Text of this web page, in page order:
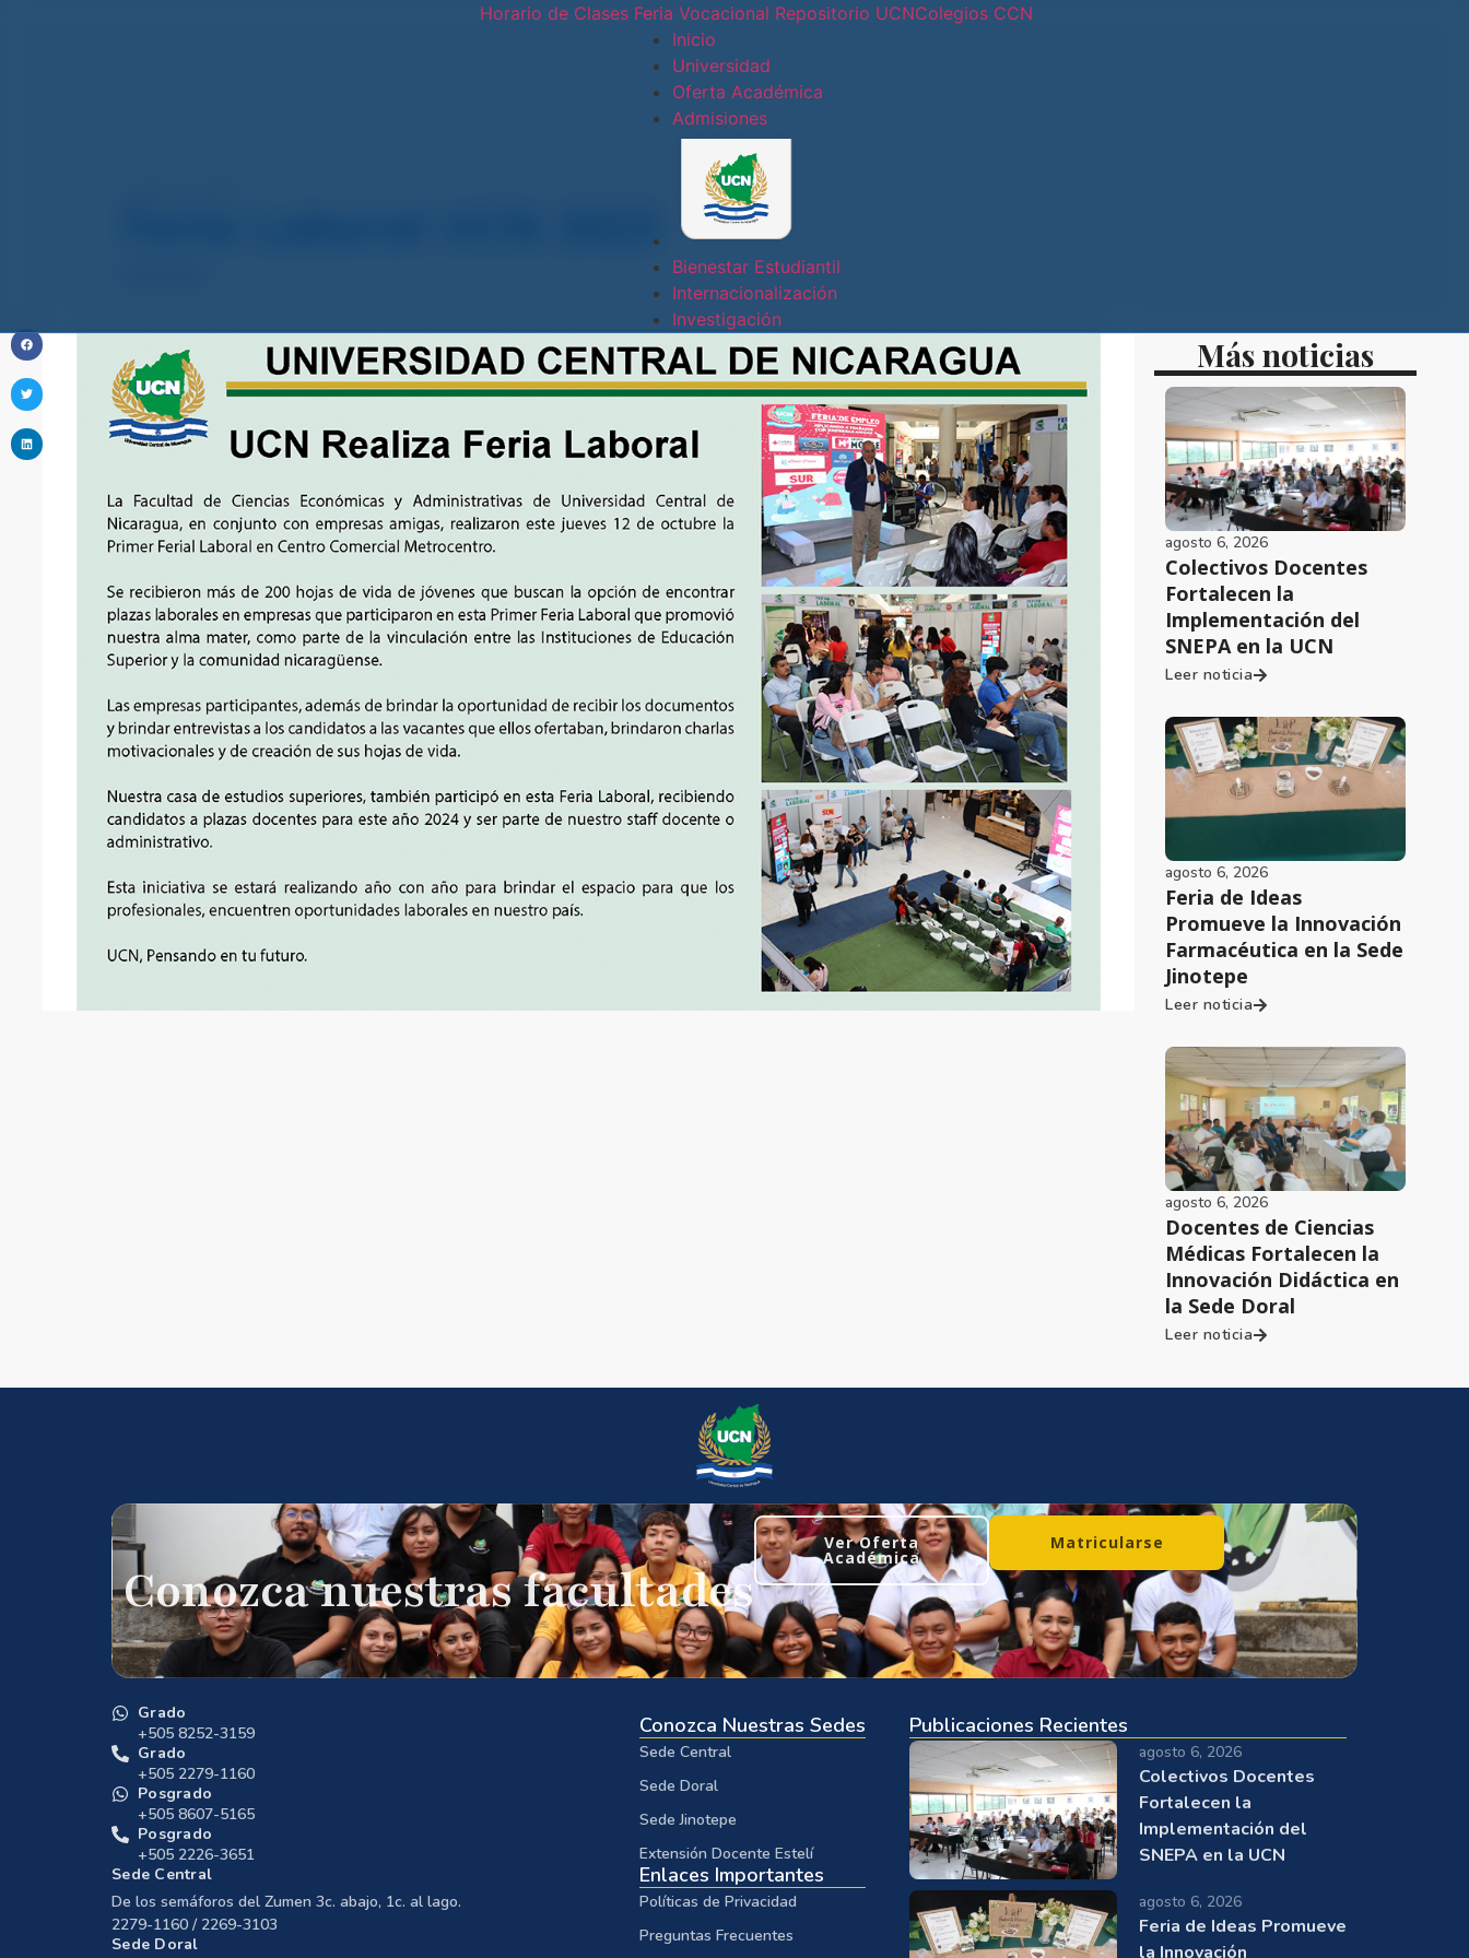
Horario de Clases Feria Vocacional Repositorio UCNColegios CCN
Inicio
Universidad
Sede Doral
Jinotepe
Extensión
Docente
Estelí
Oferta Académica
Admisiones
Bienestar Estudiantil
Internacionalización
Investigación
Feria Laboral UCN 2023
Más noticias
agosto 6, 2026
Colectivos Docentes
Fortalecen la
Implementación del
SNEPA en la UCN
Leer noticia
agosto 6, 2026
Feria de Ideas
Promueve la Innovación
Farmacéutica en la Sede
Jinotepe
Leer noticia
agosto 6, 2026
Docentes de Ciencias
Médicas Fortalecen la
Innovación Didáctica en
la Sede Doral
Leer noticia
Conozca nuestras facultades
Ver Oferta
Académica
Matricularse
Grado
+505 8252-3159
Grado
+505 2279-1160
Posgrado
+505 8607-5165
Posgrado
+505 2226-3651
Sede Central
De los semáforos del Zumen 3c. abajo, 1c. al lago.
2279-1160 / 2269-3103
Sede Doral
Conozca Nuestras Sedes
Sede Central
Sede Doral
Sede Jinotepe
Extensión Docente Estelí
Enlaces Importantes
Políticas de Privacidad
Preguntas Frecuentes
Publicaciones Recientes
agosto 6, 2026
Colectivos Docentes
Fortalecen la
Implementación del
SNEPA en la UCN
agosto 6, 2026
Feria de Ideas Promueve
la Innovación